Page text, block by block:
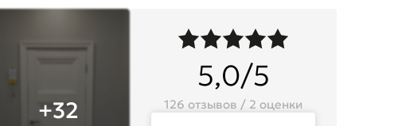
+32
5,0/5
126 отзывов / 2 оценки